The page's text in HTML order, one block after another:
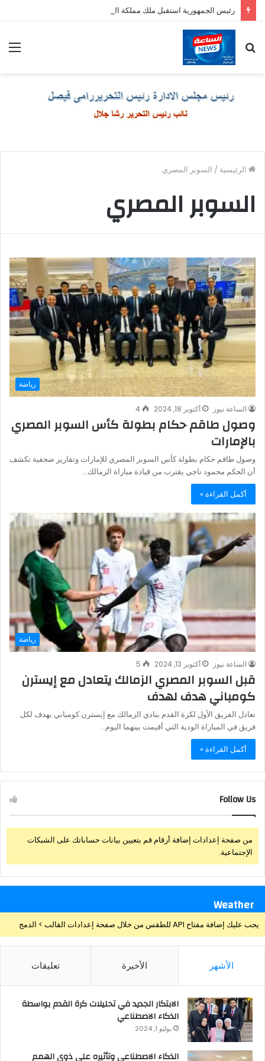
رئيس الجمهورية استقبل ملك مملكة البحرين الشقيقة
عن
الرئيسية / السوبر المصري
السوبر المصري
رياضة
الساعة نيوز أكتوبر 18, 2024 4
وصول طاقم حكام بطولة كأس السوبر المصري
بالإمارات
‏وصول طاقم حكام بطولة كأس السوبر المصري للإمارات وتقارير صحفية تكشف
أن الحكم محمود ناجي يقترب من قيادة مباراة الزمالك…
أكمل القراءة »
رياضة
الساعة نيوز أكتوبر 13, 2024 5
قبل السوبر المصري الزمالك يتعادل مع إيسترن
كومباني هدف لهدف
تعادل الفريق الأول لكرة القدم بنادي الزمالك مع إيسترن كومباني بهدف لكل
فريق في المباراة الودية التي أقيمت بينهما اليوم…
أكمل القراءة »
Follow Us
من صفحة إعدادات إضافة أرقام قم بتعيين بيانات حساباتك على الشبكات
الإجتماعية.
Weather
يجب عليك إضافة مفتاح API للطقس من خلال صفحة إعدادات القالب > الدمج
الأشهر الأخيرة تعليقات
الابتكار الجديد في تحليلات كرة القدم بواسطة
الذكاء الاصطناعي
يوليو 1, 2024
الذكاء الاصطناعي وتأثيره علي ذوي الهمم